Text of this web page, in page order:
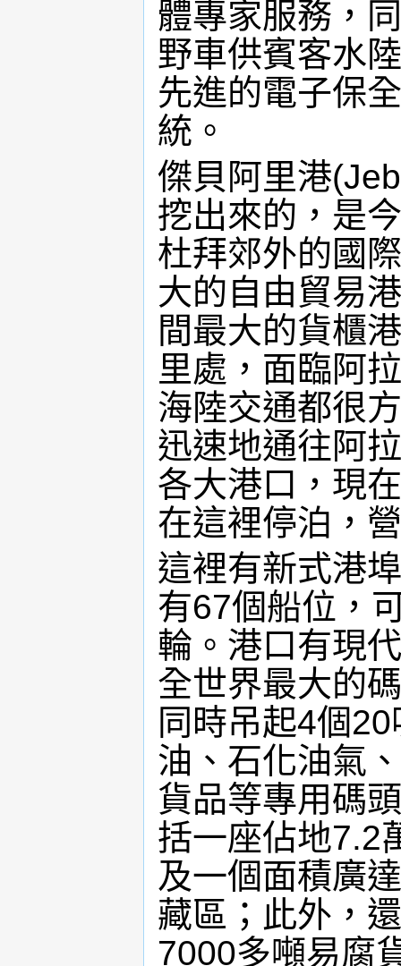
體專家服務，
野車供賓客水
先進的電子保
統。
傑貝阿里港
挖出來的，是
杜拜郊外的國
大的自由貿易
間最大的貨櫃
里處，面臨阿
海陸交通都很
迅速地通往阿
各大港口，現
在這裡停泊，
這裡有新式港
有67個船位，
輪。港口有現
全世界最大的
同時吊起4個
油、石化油氣
貨品等專用碼
括一座佔地7.2
及一個面積廣
藏區；此外，
7000多噸易腐